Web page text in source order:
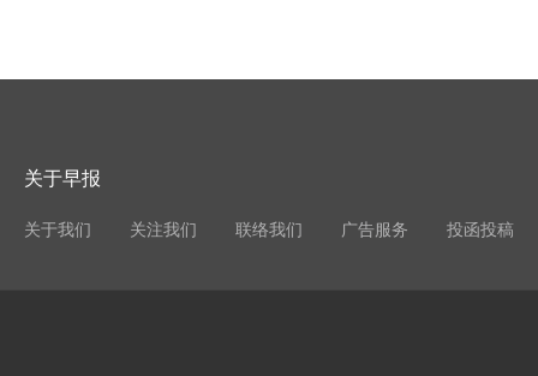
关于早报
关于我们 关注我们 联络我们 广告服务 投函投稿